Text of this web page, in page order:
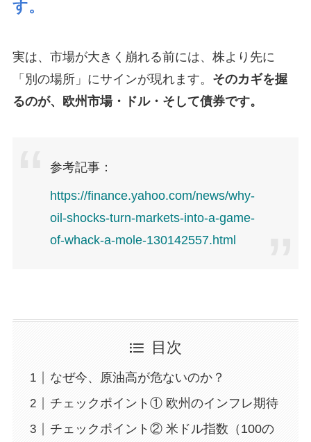
す。
実は、市場が大きく崩れる前には、株より先に
「別の場所」にサインが現れます。 そのカギを握
るのが、欧州市場・ドル・そして債券です。
参考記事：
https://finance.yahoo.com/news/why-
oil-shocks-turn-markets-into-a-game-
of-whack-a-mole-130142557.html
目次
なぜ今、原油高が危ないのか？
チェックポイント① 欧州のインフレ期待
チェックポイント② 米ドル指数（100の